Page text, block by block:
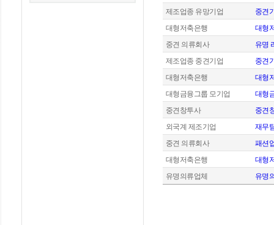
제조업종 유망기업
중견
대형저축은행
대형
중견 의류회사
유명
제조업종 중견기업
중견
대형저축은행
대형
대형금융그룹 모기업
대형
중견창투사
중견
외국계 제조기업
재무
중견 의류회사
패션
대형저축은행
대형
유명의류업체
유명